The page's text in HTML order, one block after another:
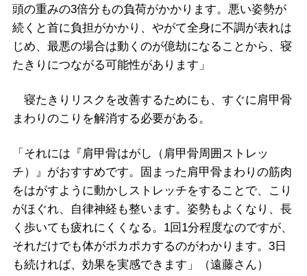
頭の重みの3倍分もの負荷がかかります。悪い姿勢が
続くと首に負担がかかり、やがて全身に不調が表れは
じめ、最悪の場合は動くのが億劫になることから、寝
たきりにつながる可能性があります」
寝たきりリスクを改善するためにも、すぐに肩甲骨
まわりのこりを解消する必要がある。
「それには『肩甲骨はがし（肩甲骨周囲ストレッ
チ）』がおすすめです。固まった肩甲骨まわりの筋肉
をはがすように動かしストレッチをすることで、こり
がほぐれ、自律神経も整います。姿勢もよくなり、長
く歩いても疲れにくくなる。1回1分程度なのですが、
それだけでも体がポカポカするのがわかります。3日
も続ければ、効果を実感できます」（遠藤さん）